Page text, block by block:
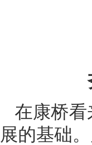
在康桥
展的基础